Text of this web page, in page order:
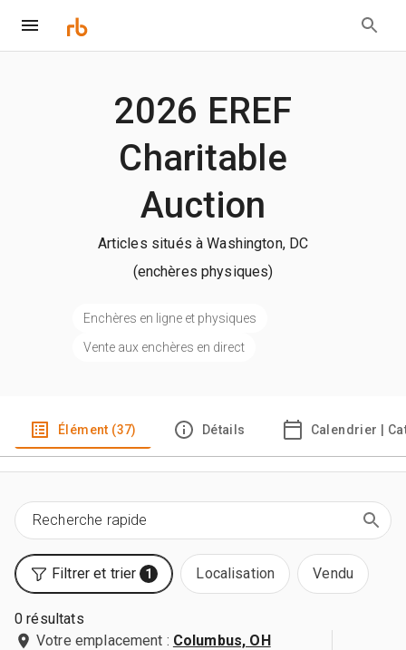
2026 EREF
Charitable
Auction
Articles situés à Washington, DC
(enchères physiques)
Enchères en ligne et physiques
Vente aux enchères en direct
Élément (37) Détails Calendrier |
Filtrer et trier 1 Localisation Vendu
0 résultats
Votre emplacement : Columbus, OH